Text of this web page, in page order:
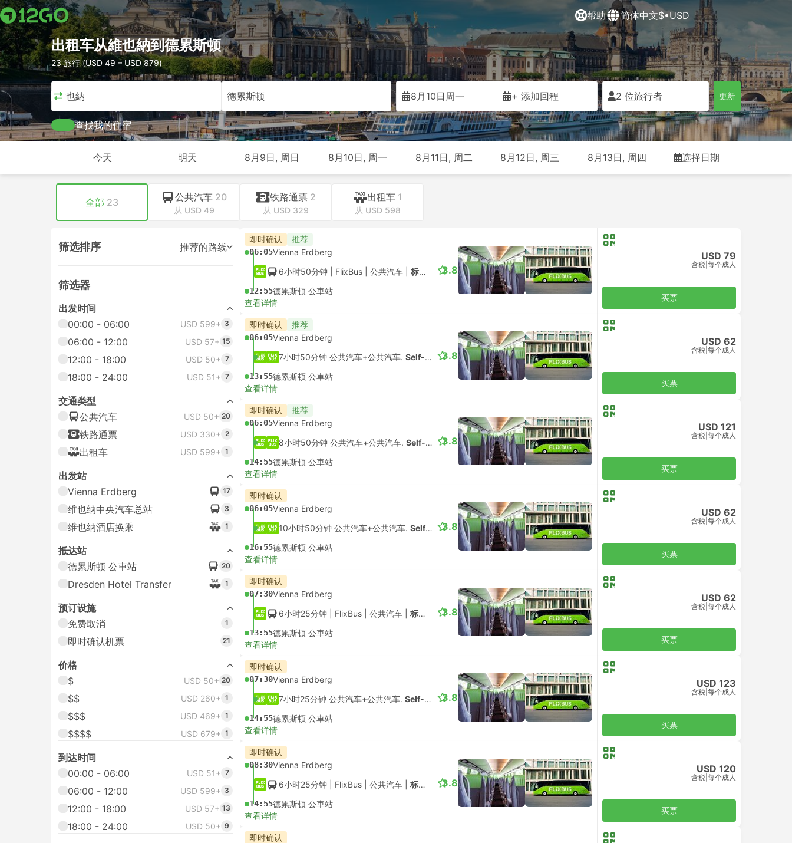
帮助 简体中文$•USD
出租车从維也納到德累斯顿
23 旅行 (USD 49 – USD 879)
維也納 德累斯顿 8月10日周一 + 添加回程 2 位旅行者 更新
查找我的住宿
今天 明天 8月9日, 周日 8月10日, 周一 8月11日, 周二 8月12日, 周三 8月13日, 周四 选择日期
全部 23 公共汽车 20
从 USD 49
铁路通票 2
从 USD 329
出租车 1
从 USD 598
筛选排序 推荐的路线
筛选器
出发时间
00:00 - 06:00
USD 599+ 3
06:00 - 12:00 USD 57+ 15
12:00 - 18:00 USD 50+ 7
18:00 - 24:00 USD 51+ 7
交通类型
公共汽车
USD 50+ 20
铁路通票 USD 330+ 2
出租车 USD 599+ 1
出发站
Vienna Erdberg
17
维也纳中央汽车总站 3
维也纳酒店换乘 1
抵达站
德累斯顿 公車站
20
Dresden Hotel Transfer 1
预订设施
免费取消
1
即时确认机票 21
价格
$
USD 50+ 20
$$ USD 260+ 1
$$$ USD 469+ 1
$$$$ USD 679+ 1
到达时间
00:00 - 06:00
USD 51+ 7
06:00 - 12:00 USD 599+ 3
12:00 - 18:00 USD 57+ 13
18:00 - 24:00 USD 50+ 9
即时确认 推荐
06:05Vienna Erdberg
6小时50分钟 | FlixBus 公共汽车 标准舱
12:55德累斯顿 公車站
3.8
查看详情
USD 79
含税 每个成人
买票
即时确认 推荐
06:05Vienna Erdberg
7小时50分钟 公共汽车+公共汽车. Self-connect
13:55德累斯顿 公車站
3.8
查看详情
USD 62
含税 每个成人
买票
即时确认 推荐
06:05Vienna Erdberg
8小时50分钟 公共汽车+公共汽车. Self-connect
14:55德累斯顿 公車站
3.8
查看详情
USD 121
含税 每个成人
买票
即时确认
06:05Vienna Erdberg
10小时50分钟 公共汽车+公共汽车. Self-connect
16:55德累斯顿 公車站
3.8
查看详情
USD 62
含税 每个成人
买票
即时确认
07:30Vienna Erdberg
6小时25分钟 | FlixBus 公共汽车 标准舱
13:55德累斯顿 公車站
3.8
查看详情
USD 62
含税 每个成人
买票
即时确认
07:30Vienna Erdberg
7小时25分钟 公共汽车+公共汽车. Self-connect
14:55德累斯顿 公車站
3.8
查看详情
USD 123
含税 每个成人
买票
即时确认
08:30Vienna Erdberg
6小时25分钟 | FlixBus 公共汽车 标准舱
14:55德累斯顿 公車站
3.8
查看详情
USD 120
含税 每个成人
买票
即时确认